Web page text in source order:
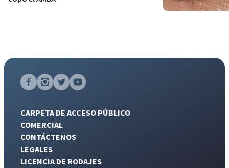
CARPETA DE ACCESO PÚBLICO
COMERCIAL
CONTÁCTENOS
LEGALES
LICENCIA DE RODAJES